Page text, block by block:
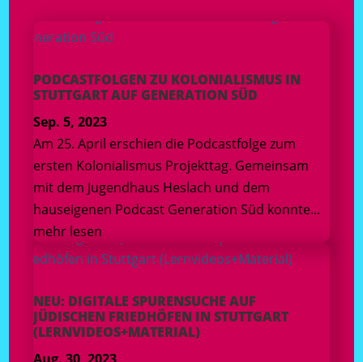
PODCASTFOLGEN ZU KOLONIALISMUS IN
STUTTGART AUF GENERATION SÜD
Sep. 5, 2023
Am 25. April erschien die Podcastfolge zum
ersten Kolonialismus Projekttag. Gemeinsam
mit dem Jugendhaus Heslach und dem
hauseigenen Podcast Generation Süd konnte...
mehr lesen
NEU: DIGITALE SPURENSUCHE AUF
JÜDISCHEN FRIEDHÖFEN IN STUTTGART
(LERNVIDEOS+MATERIAL)